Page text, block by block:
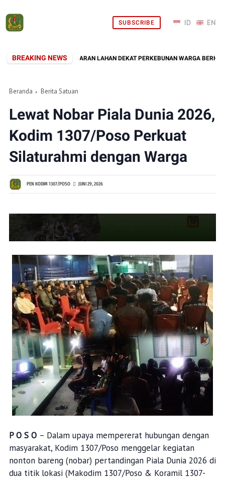
SUBSCRIBE
BREAKING NEWS
1307/POSO, KEBAKARAN LAHAN DEKAT PERKEBUNAN WARGA BERHASIL
Beranda Berita Satuan
Lewat Nobar Piala Dunia 2026,
Kodim 1307/Poso Perkuat
Silaturahmi dengan Warga
PEN KODIM 1307/POSO JUNI 29, 2026
P O S O – Dalam upaya mempererat hubungan dengan
masyarakat, Kodim 1307/Poso menggelar kegiatan
nonton bareng (nobar) pertandingan Piala Dunia 2026 di
dua titik lokasi (Makodim 1307/Poso & Koramil 1307-